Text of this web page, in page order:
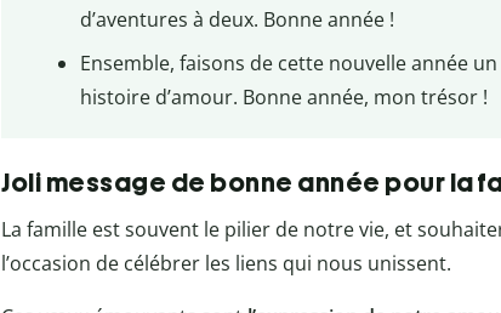
d’aventures à deux. Bonne année !
Ensemble, faisons de cette nouvelle année
histoire d’amour. Bonne année, mon trésor !
Joli message de bonne année pour la
La famille est souvent le pilier de notre vie, et
l’occasion de célébrer les liens qui nous unissent.